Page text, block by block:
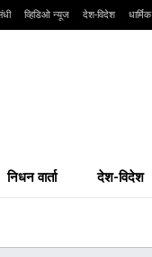
व्हिडिओ न्यूज देश-विदेश धार्मिक
निधन वार्ता देश-विदेश